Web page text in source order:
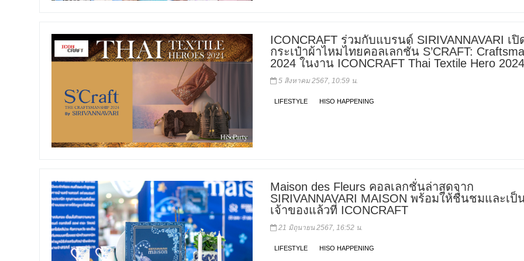
ICONCRAFT ร่วมกับแบรนด์ SIRIVANNAVARI เปิ
กระเป๋าผ้าไหมไทยคอลเลกชั่น S’CRAFT:
2024 ในงาน ICONCRAFT Thai Textile Hero
5 สิงหาคม 2567, 10:59 น.
LIFESTYLE HISO HAPPENING
Maison des Fleurs คอลเลกชั่นล่าสุดจาก
SIRIVANNAVARI MAISON พร้อมให้ชื่นชมและเป็
เจ้าของแล้วที่ ICONCRAFT
21 มิถุนายน 2567, 16:52 น.
LIFESTYLE HISO HAPPENING